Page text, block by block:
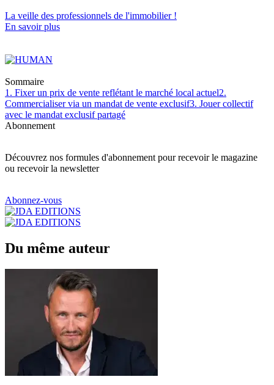
La veille des professionnels de l'immobilier!
En savoir plus
Sommaire
1. Fixer un prix de vente reflétant le marché local actuel2.
Commercialiser via un mandat de vente exclusif3. Jouer collectif
avec le mandat exclusif partagé
Abonnement
Découvrez nos formules d'abonnement pour recevoir le magazine
ou recevoir la newsletter
Abonnez-vous
Du même auteur